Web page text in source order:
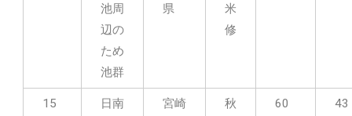
池周
辺の
ため
池群
県
米
修
15
日南
宮崎
秋
60 43